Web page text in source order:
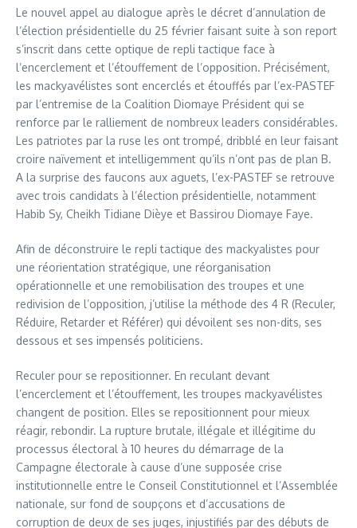
Le nouvel appel au dialogue après le décret d’annulation de
l’élection présidentielle du 25 février faisant suite à son report
s’inscrit dans cette optique de repli tactique face à
l’encerclement et l’étouffement de l’opposition. Précisément,
les mackyavélistes sont encerclés et étouffés par l’ex-PASTEF
par l’entremise de la Coalition Diomaye Président qui se
renforce par le ralliement de nombreux leaders considérables.
Les patriotes par la ruse les ont trompé, dribblé en leur faisant
croire naïvement et intelligemment qu’ils n’ont pas de plan B.
A la surprise des faucons aux aguets, l’ex-PASTEF se retrouve
avec trois candidats à l’élection présidentielle, notamment
Habib Sy, Cheikh Tidiane Dièye et Bassirou Diomaye Faye.
Afin de déconstruire le repli tactique des mackyalistes pour
une réorientation stratégique, une réorganisation
opérationnelle et une remobilisation des troupes et une
redivision de l’opposition, j’utilise la méthode des 4 R (Reculer,
Réduire, Retarder et Référer) qui dévoilent ses non-dits, ses
dessous et ses impensés politiciens.
Reculer pour se repositionner. En reculant devant
l’encerclement et l’étouffement, les troupes mackyavélistes
changent de position. Elles se repositionnent pour mieux
réagir, rebondir. La rupture brutale, illégale et illégitime du
processus électoral à 10 heures du démarrage de la
Campagne électorale à cause d’une supposée crise
institutionnelle entre le Conseil Constitutionnel et l’Assemblée
nationale, sur fond de soupçons et d’accusations de
corruption de deux de ses juges, injustifiés par des débuts de